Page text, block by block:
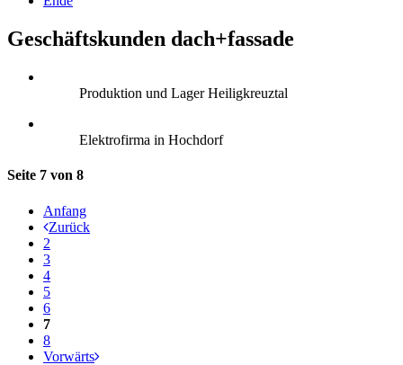
Geschäftskunden dach+fassade
Produktion und Lager Heiligkreuztal
Elektrofirma in Hochdorf
Seite 7 von 8
Anfang
Zurück
2
3
4
5
6
7
8
Vorwärts